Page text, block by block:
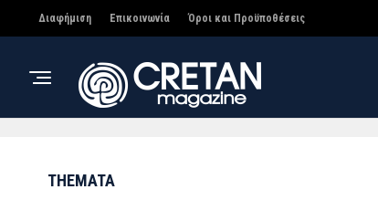
Διαφήμιση Επικοινωνία Όροι και Προϋποθέσεις
THEMATA